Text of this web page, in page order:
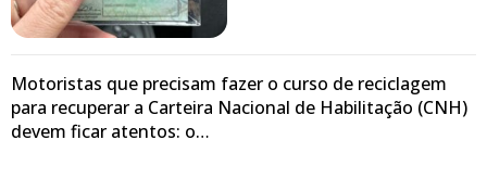
Motoristas que precisam fazer o curso de reciclagem
para recuperar a Carteira Nacional de Habilitação (CNH)
devem ficar atentos: o…